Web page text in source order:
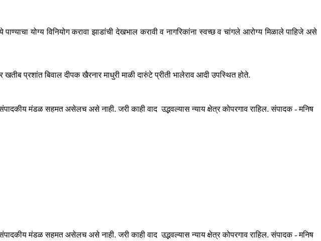
योग्य विनियोग करावा झाडांची देखभाल करावी व नागरिकांना स्वच्छ व चांगले आरोग्य मिळाले पाहिजे असे
प्रशांत बिवाल दीपक खैरनार माधुरी माळी दारुंटे प्रीती भालेराव आदी उपस्थित होते.
मंडळ सहमत असेलच असे नाही. जरी काही वाद उद्भवल्यास न्याय क्षेत्र कोपरगाव राहिल. संपादक - मनिष
मंडळ सहमत असेलच असे नाही. जरी काही वाद उद्भवल्यास न्याय क्षेत्र कोपरगाव राहिल. संपादक - मनिष